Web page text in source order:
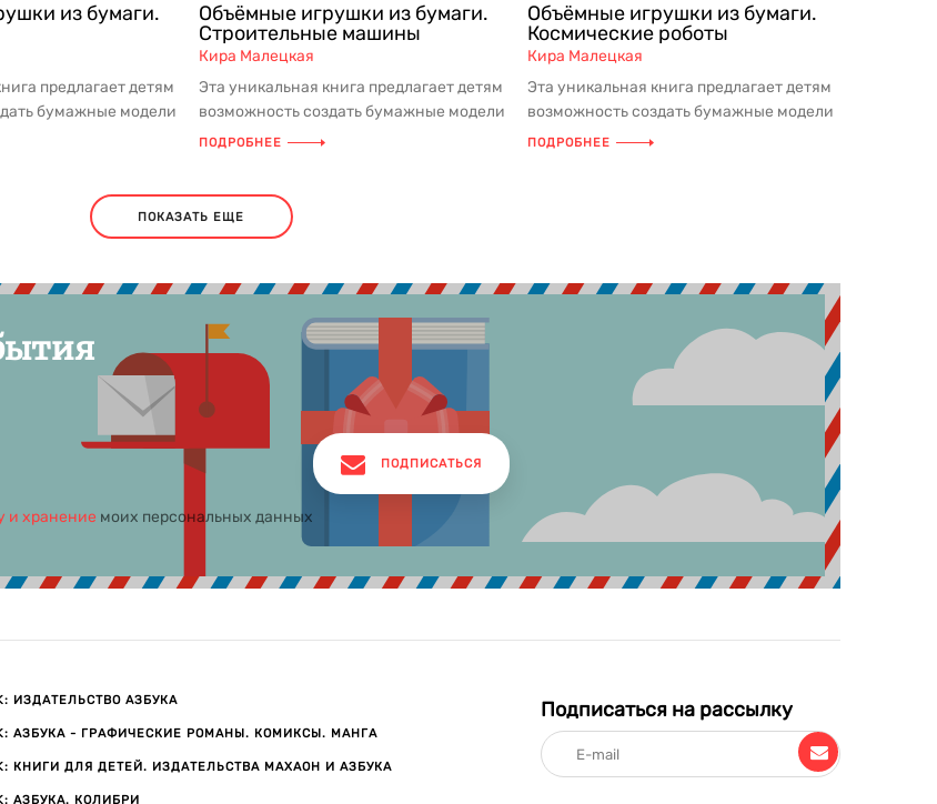
из бумаги.
предлагает детям
бумажные модели
Объёмные игрушки из бумаги.
Строительные машины
Кира Малецкая
Эта уникальная книга предлагает детям
возможность создать бумажные модели
строительных машин и строй...
ПОДРОБНЕЕ
Объёмные игрушки из бумаги.
Космические роботы
Кира Малецкая
Эта уникальная книга предлагает детям
возможность создать бумажные модели
роботов, космических кораб...
ПОДРОБНЕЕ
ПОКАЗАТЬ ЕЩЕ
и хранение моих персональных данных
ПОДПИСАТЬСЯ
ИЗДАТЕЛЬСТВО АЗБУКА
АЗБУКА - ГРАФИЧЕСКИЕ РОМАНЫ. КОМИКСЫ. МАНГА
КНИГИ ДЛЯ ДЕТЕЙ. ИЗДАТЕЛЬСТВА МАХАОН И АЗБУКА
АЗБУКА. КОЛИБРИ
Подписаться на рассылку